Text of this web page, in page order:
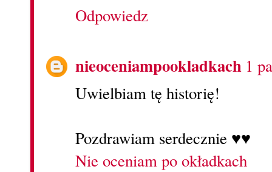
Odpowiedz
nieoceniampookladkach 1
Uwielbiam tę historię!
Pozdrawiam serdecznie ♥♥
Nie oceniam po okładkach